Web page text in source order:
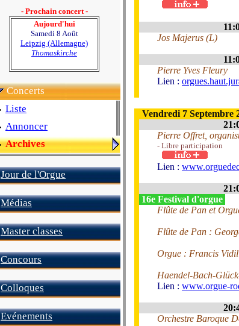
- Prochain concert -
Aujourd'hui
Samedi 8 Août
Leipzig (Allemagne)
Thomaskirche
Concerts
Liste
Annoncer
Archives
Jour de l'Orgue
Médias
Master classes
Concours
Colloques
Evénements
Jos Majerus (L)
Pierre Yves Fleury
Lien :
Vendredi 7 Septembre
Pierre Offret,
- Libre participation
Lien :
16e Festival d'orgue
Flûte de Pan et
Flûte de Pan :
Orgue : Francis Vidil
Haendel-Bach-
Lien : www.orgue-
Orchestre Baroque